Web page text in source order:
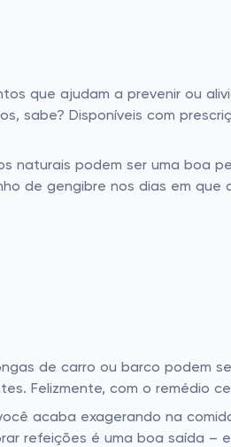
que ajudam a prevenir ou
sabe? Disponíveis com
naturais podem ser uma boa
de gengibre nos dias em
de carro ou barco podem
Felizmente, com o remédio
acaba exagerando na
refeições é uma boa saída –